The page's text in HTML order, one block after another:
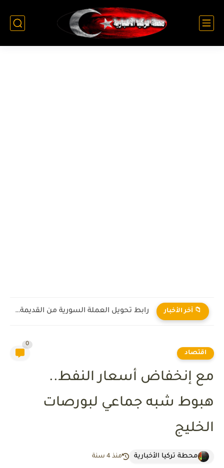
📁 آخر الأخبار رابط تحويل العملة السورية من القديمة إلى الجديدة 2026
اقتصاد
0
مع إنخفاض أسعار النفط..
هبوط شبه جماعي لبورصات
الخليج
محطة تركيا الأخبارية منذ 4 سنة